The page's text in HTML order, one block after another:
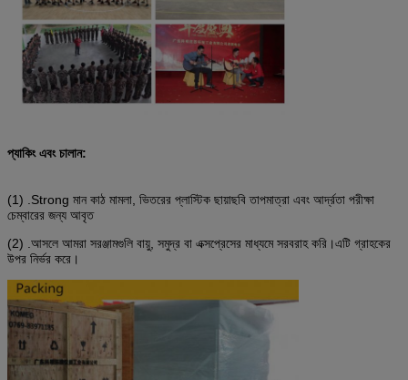
প্যাকিং এবং চালান:
(1) .Strong মান কাঠ মামলা, ভিতরের প্লাস্টিক ছায়াছবি তাপমাত্রা এবং আর্দ্রতা পরীক্ষা
চেম্বারের জন্য আবৃত
(2) .আসলে আমরা সরঞ্জামগুলি বায়ু, সমুদ্র বা এক্সপ্রেসের মাধ্যমে সরবরাহ করি।এটি গ্রাহকের
উপর নির্ভর করে।